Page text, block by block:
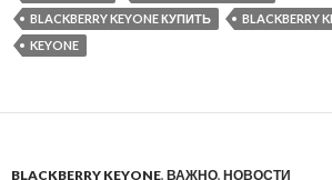
BLACKBERRY KEYONE КУПИТЬ
BLACKBERRY
KEYONE
BLACKBERRY KEYONE, ВАЖНО, НОВОСТИ